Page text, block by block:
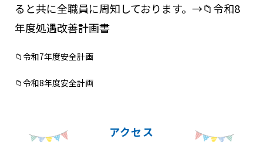
ると共に全職員に周知しております。→📁令和8
年度処遇改善計画書
📁令和7年度安全計画
📁令和8年度安全計画
アクセス